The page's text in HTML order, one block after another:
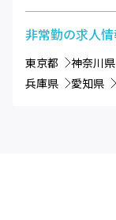
非常勤の求人
東京都 神奈川県
兵庫県
愛知県